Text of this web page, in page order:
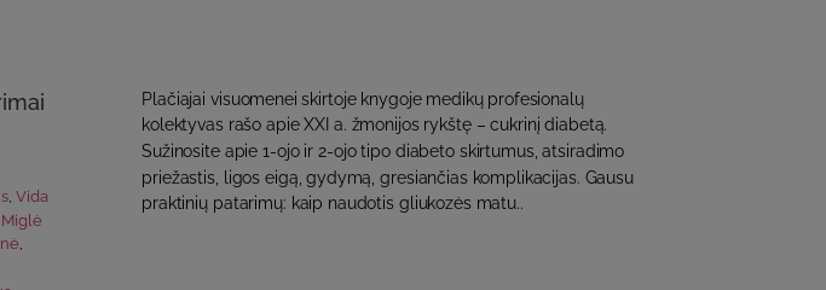
, Vida
Miglė
,
Plačiajai visuomenei skirtoje knygoje medikų profesionalų
kolektyvas rašo apie XXI a. žmonijos rykštę – cukrinį diabetą.
Sužinosite apie 1-ojo ir 2-ojo tipo diabeto skirtumus, atsiradimo
priežastis, ligos eigą, gydymą, gresiančias komplikacijas. Gausu
praktinių patarimų: kaip naudotis gliukozės matu..